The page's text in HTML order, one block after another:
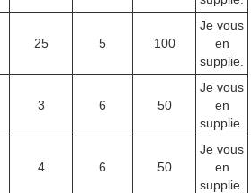
25 5 100
Je vous
en
supplie.
3 6 50
Je vous
en
supplie.
4 6 50
Je vous
en
supplie.